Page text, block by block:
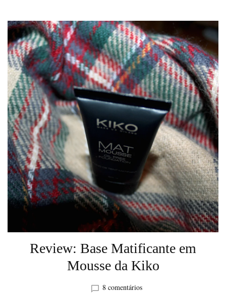
Review: Base Matificante em
Mousse da Kiko
8 comentáriosem